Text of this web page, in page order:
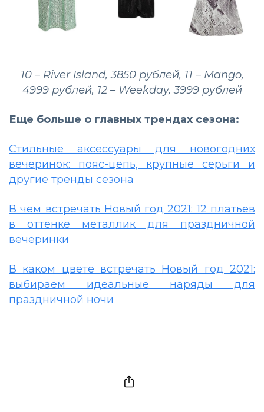
10 – River Island, 3850 рублей, 11 – Mango,
4999 рублей, 12 – Weekday, 3999 рублей
Еще больше о главных трендах сезона:
Стильные аксессуары для новогодних
вечеринок: пояс-цепь, крупные серьги и
другие тренды сезона
В чем встречать Новый год 2021: 12 платьев
в оттенке металлик для праздничной
вечеринки
В каком цвете встречать Новый год 2021:
выбираем идеальные наряды для
праздничной ночи